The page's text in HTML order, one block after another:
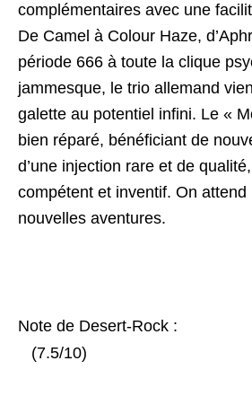
complémentaires avec une
De Camel à Colour Haze,
période 666 à toute la clique
jammesque, le trio allemand
galette au potentiel infini. Le «
bien réparé, bénéficiant de
d’une injection rare et de
compétent et inventif. On attend
nouvelles aventures.
Note de Desert-Rock :
(7.5/10)